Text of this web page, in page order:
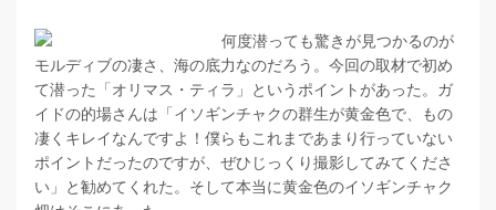
何度潜っても驚きが見つかるのが
モルディブの凄さ、海の底力なのだろう。今回の取材で初め
て潜った「オリマス・ティラ」というポイントがあった。ガ
イドの的場さんは「イソギンチャクの群生が黄金色で、もの
凄くキレイなんですよ！僕らもこれまであまり行っていない
ポイントだったのですが、ぜひじっくり撮影してみてくださ
い」と勧めてくれた。そして本当に黄金色のイソギンチャク